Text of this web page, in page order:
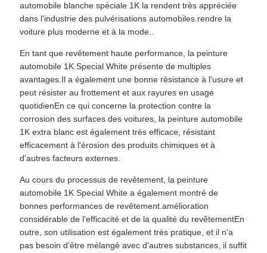
automobile blanche spéciale 1K la rendent très appréciée
dans l'industrie des pulvérisations automobiles.rendre la
voiture plus moderne et à la mode..
En tant que revêtement haute performance, la peinture
automobile 1K Special White présente de multiples
avantages.Il a également une bonne résistance à l'usure et
peut résister au frottement et aux rayures en usage
quotidienEn ce qui concerne la protection contre la
corrosion des surfaces des voitures, la peinture automobile
1K extra blanc est également très efficace, résistant
efficacement à l'érosion des produits chimiques et à
d'autres facteurs externes.
Au cours du processus de revêtement, la peinture
automobile 1K Special White a également montré de
bonnes performances de revêtement.amélioration
considérable de l'efficacité et de la qualité du revêtementEn
outre, son utilisation est également très pratique, et il n'a
pas besoin d'être mélangé avec d'autres substances, il suffit